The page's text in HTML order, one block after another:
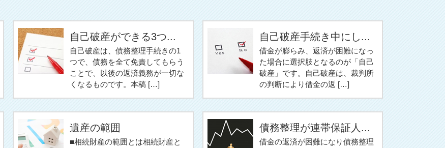
自己破産ができる3つ...
自己破産は、債務整理手続きの1
つで、債務を全て免責してもらう
ことで、以後の返済義務が一切な
くなるものです。本稿 […]
自己破産手続き中にし...
借金が膨らみ、返済が困難になっ
た場合に選択肢となるのが「自己
破産」です。自己破産は、裁判所
の判断により借金の返 […]
遺産の範囲
■相続財産の範囲とは相続財産と
債務整理が連帯保証人...
借金の返済が困難になり債務整理